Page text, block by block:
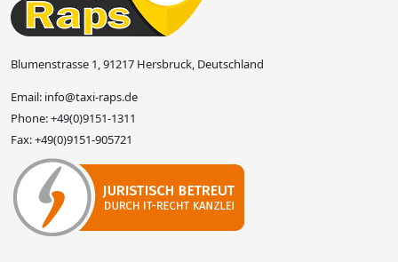
Blumenstrasse 1, 91217 Hersbruck, Deutschland
Email: info@taxi-raps.de
Phone:+49(0)9151-1311
Fax:+49(0)9151-905721